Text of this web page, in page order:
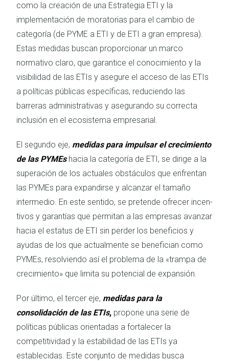
como la creación de una Estrategia ETI y la
implementación de moratorias para el cambio de
categoría (de PYME a ETI y de ETI a gran empresa).
Estas medidas buscan proporcionar un marco
normativo claro, que garantice el conocimiento y la
visibilidad de las ETIs y asegure el acceso de las ETIs
a políticas públicas específicas, reduciendo las
barreras administrativas y asegurando su correcta
inclusión en el ecosistema empresarial.
El segundo eje, medidas para impulsar el crecimiento
de las PYMEshacia la categoría de ETI, se dirige a la
superación de los actuales obstáculos que enfrentan
las PYMEs para expandirse y alcanzar el tamaño
intermedio. En este sentido, se pretende ofrecer incen­
tivos y garantías que permitan a las empresas avanzar
hacia el estatus de ETI sin perder los beneficios y
ayudas de los que actualmente se benefician como
PYMEs, resolviendo así el problema de la «trampa de
crecimiento» que limita su potencial de expansión.
Por último, el tercer eje, medidas para la
consolidación de las ETIs, propone una serie de
políticas públicas orientadas a fortalecer la
competitividad y la estabilidad de las ETIs ya
establecidas. Este conjunto de medidas busca